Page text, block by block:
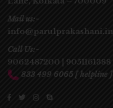
Mail us:-
info@parulprakashani.in
Call Us:-
9062487200 | 9051161388
833 499 6065 [ helpline ]